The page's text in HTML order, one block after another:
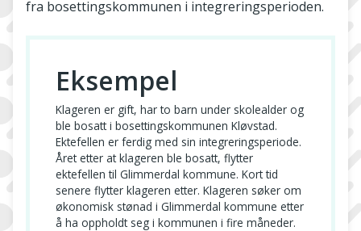
fra bosettingskommunen i integreringsperioden.
Eksempel
Klageren er gift, har to barn under skolealder og
ble bosatt i bosettingskommunen Kløvstad.
Ektefellen er ferdig med sin integreringsperiode.
Året etter at klageren ble bosatt, flytter
ektefellen til Glimmerdal kommune. Kort tid
senere flytter klageren etter. Klageren søker om
økonomisk stønad i Glimmerdal kommune etter
å ha oppholdt seg i kommunen i fire måneder.